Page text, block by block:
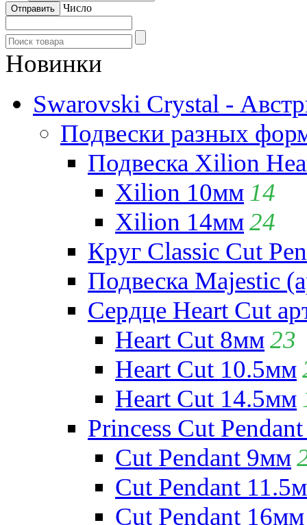
Число
Новинки
Swarovski Crystal -
Подвески разных
Подвеска Xilion
Xilion 10мм 14
Xilion 14мм24
Круг Classic Cut
Подвеска Majestic
Сердце Heart Cut
Heart Cut 8мм23
Heart Cut 10.5мм
Heart Cut 14.5мм
Princess Cut
Cut Pendant 9мм
Cut Pendant
Cut Pendant 16мм